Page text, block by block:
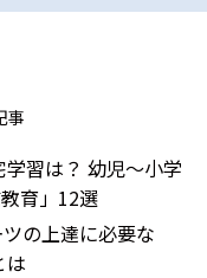
事
習は？ 幼児〜小学
育」12選
の上達に必要な
は